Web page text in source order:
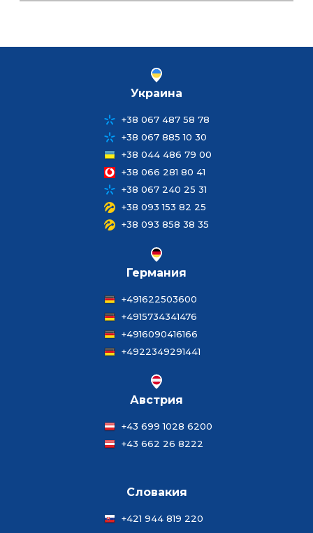
Украина
+38 067 487 58 78
+38 067 885 10 30
+38 044 486 79 00
+38 066 281 80 41
+38 067 240 25 31
+38 093 153 82 25
+38 093 858 38 35
Германия
+491622503600
+4915734341476
+4916090416166
+4922349291441
Австрия
+43 699 1028 6200
+43 662 26 8222
Словакия
+421 944 819 220